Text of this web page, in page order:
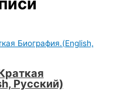
Русский)